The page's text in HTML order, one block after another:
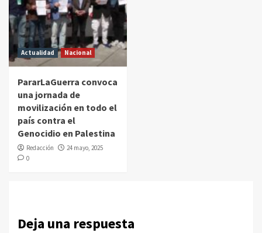
Actualidad Nacional
PararLaGuerra convoca
una jornada de
movilización en todo el
país contra el
Genocidio en Palestina
Redacción
24 mayo, 2025
0
Deja una respuesta